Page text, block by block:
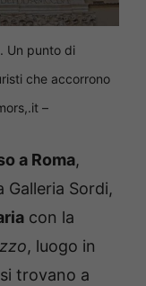
Un punto di
che accorrono
–
a Roma,
Galleria Sordi,
con la
, luogo in
trovano a